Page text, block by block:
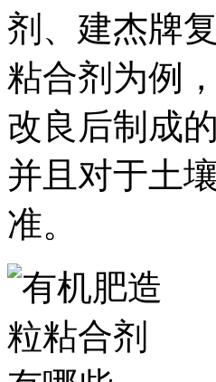
剂、建杰牌
粘合剂为例
改良后制成
并且对于土
准。